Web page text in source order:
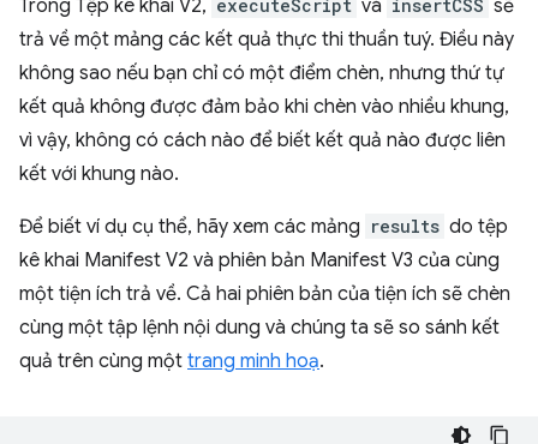
Trong Tệp kê khai V2, executeScript và insertCSS sẽ
trả về một mảng các kết quả thực thi thuần tuý. Điều này
không sao nếu bạn chỉ có một điểm chèn, nhưng thứ tự
kết quả không được đảm bảo khi chèn vào nhiều khung,
vì vậy, không có cách nào để biết kết quả nào được liên
kết với khung nào.
Để biết ví dụ cụ thể, hãy xem các mảng results do tệp
kê khai Manifest V2 và phiên bản Manifest V3 của cùng
một tiện ích trả về. Cả hai phiên bản của tiện ích sẽ chèn
cùng một tập lệnh nội dung và chúng ta sẽ so sánh kết
quả trên cùng một trang minh hoạ.